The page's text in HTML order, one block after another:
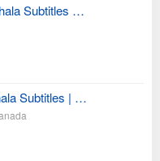
Subtitles …
Subtitles | …